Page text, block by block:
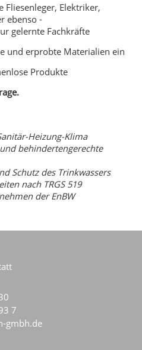
Fliesenleger, Elektriker,
ebenso -
gelernte Fachkräfte
und erprobte Materialien ein
Produkte
Heizung-Klima
behindertengerechte
Schutz des Trinkwassers
nach TRGS 519
der EnBW
7
gmbh.de